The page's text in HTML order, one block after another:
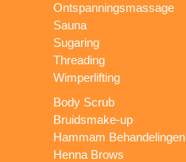
Ontspanningsmassage
Sauna
Sugaring
Threading
Wimperlifting
Body Scrub
Bruidsmake-up
Hammam Behandelingen
Henna Brows